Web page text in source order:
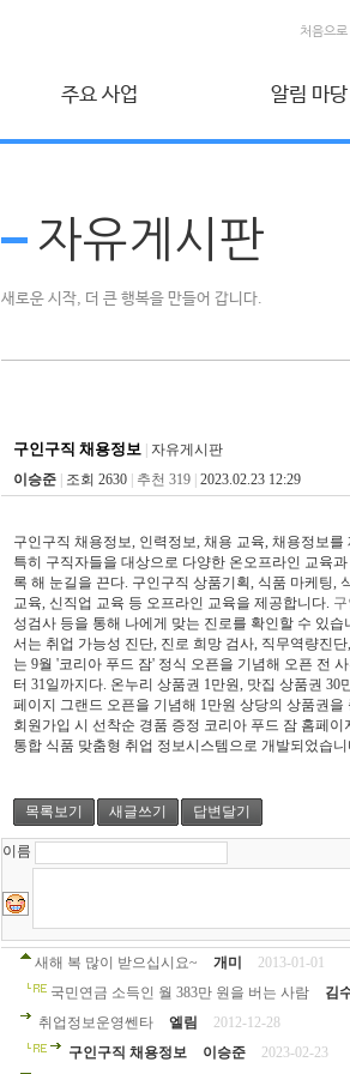
처음으로
주요 사업 알림 마당
건설근로자 취업지원 사업
사회공헌 사업
생애 설계 컨설팅
자유게시판
새로운 시작, 더 큰 행복을 만들어 갑니다.
구인구직 채용정보
자유게시판
이승준
조회 2630 추천 319 2023.02.23 12:29
구인구직 채용정보, 인력정보, 채용 교육, 채용정보
특히 구직자들을 대상으로 다양한 온오프라인 교육
록 해 눈길을 끈다. 구인구직 상품기획, 식품 마케팅,
교육, 신직업 교육 등 오프라인 교육을 제공합니다.
성검사 등을 통해 나에게 맞는 진로를 확인할 수 있
서는 취업 가능성 진단, 진로 희망 검사, 직무역량진
는 9월 '코리아 푸드 잠' 정식 오픈을 기념해 오픈 전
터 31일까지다. 온누리 상품권 1만원, 맛집 상품권
페이지 그랜드 오픈을 기념해 1만원 상당의 상품권
회원가입 시 선착순 경품 증정 코리아 푸드 잠 홈페
통합 식품 맞춤형 취업 정보시스템으로 개발되었습니
목록보기
새글쓰기 답변달기
이름
새해 복 많이 받으십시요~ 개미
2013-01-01
국민연금 소득인 월 383만 원을 버는 사람
김
취업정보운영쎈타
엘림
2012-12-28
구인구직 채용정보
이승준 2023-02-23